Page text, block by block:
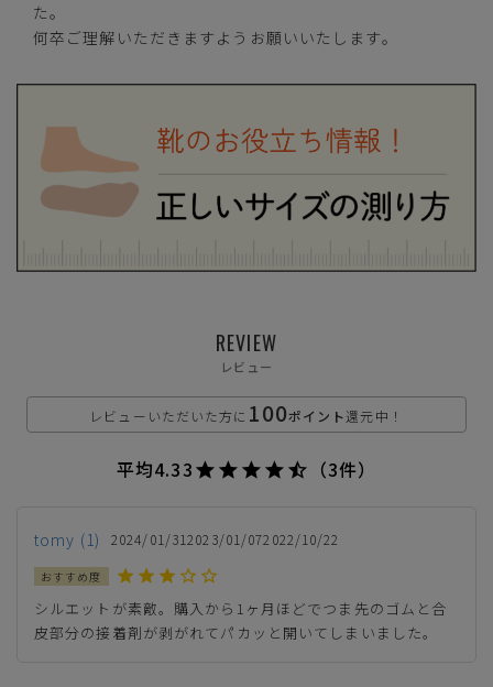
SS(22.5cm) カートに入れる
カートに入れる
M(23.5cm) カートに入れる
L(24.0cm)
カートに入れる
アイボリー
SS(22.5cm)
残りわずか カートに入れる
S(23.0cm) カートに入れる
た。
何卒ご理解いただきますようお願いいたします。
REVIEW
レビュー
レビューいただいた方に 100ポイント還元中！
平均4.33 （3件）
tomy 1 2024/01/312023/01/072022/10/22
シルエットが素敵。購入から1ヶ月ほどでつま先のゴムと合
皮部分の接着剤が剥がれてパカッと開いてしまいました。